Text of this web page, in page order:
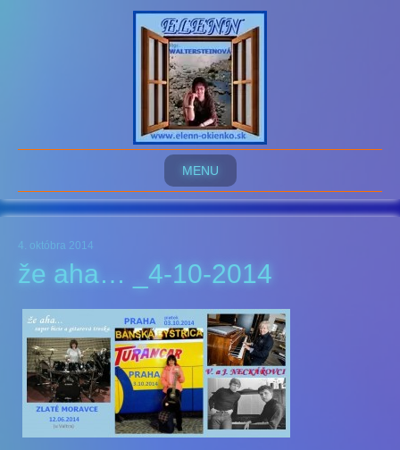
MENU
4. októbra 2014
že aha… _4-10-2014